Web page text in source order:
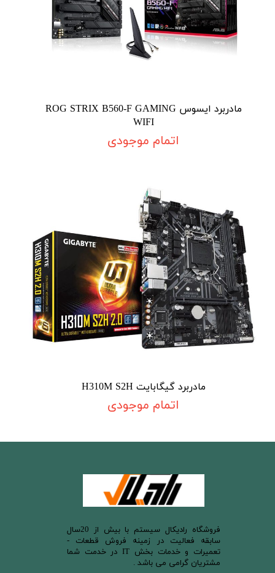
مادربرد ایسوس ROG STRIX B560-F GAMING
WIFI
اتمام موجودی
مادربرد گیگابایت H310M S2H
اتمام موجودی
​فروشگاه رادیکال سیستم با بیش از 20سال
سابقه فعالیت در زمینه فروش قطعات -
تعمیرات و خدمات بخش IT در خدمت شما
مشتریان گرامی می باشد .